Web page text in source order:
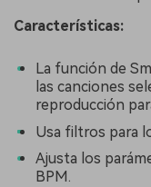
Características:
La función de
las canciones
reproducción
Usa filtros para
Ajusta los
BPM.